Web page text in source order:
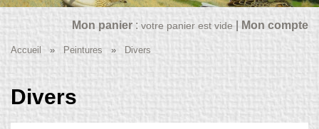
Mon panier : votre panier est vide| Mon compte
Accueil » Peintures » Divers
Divers